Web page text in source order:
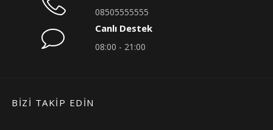
08505555555
Canlı Destek
08:00 - 21:00
BIZI TAKIP EDIN